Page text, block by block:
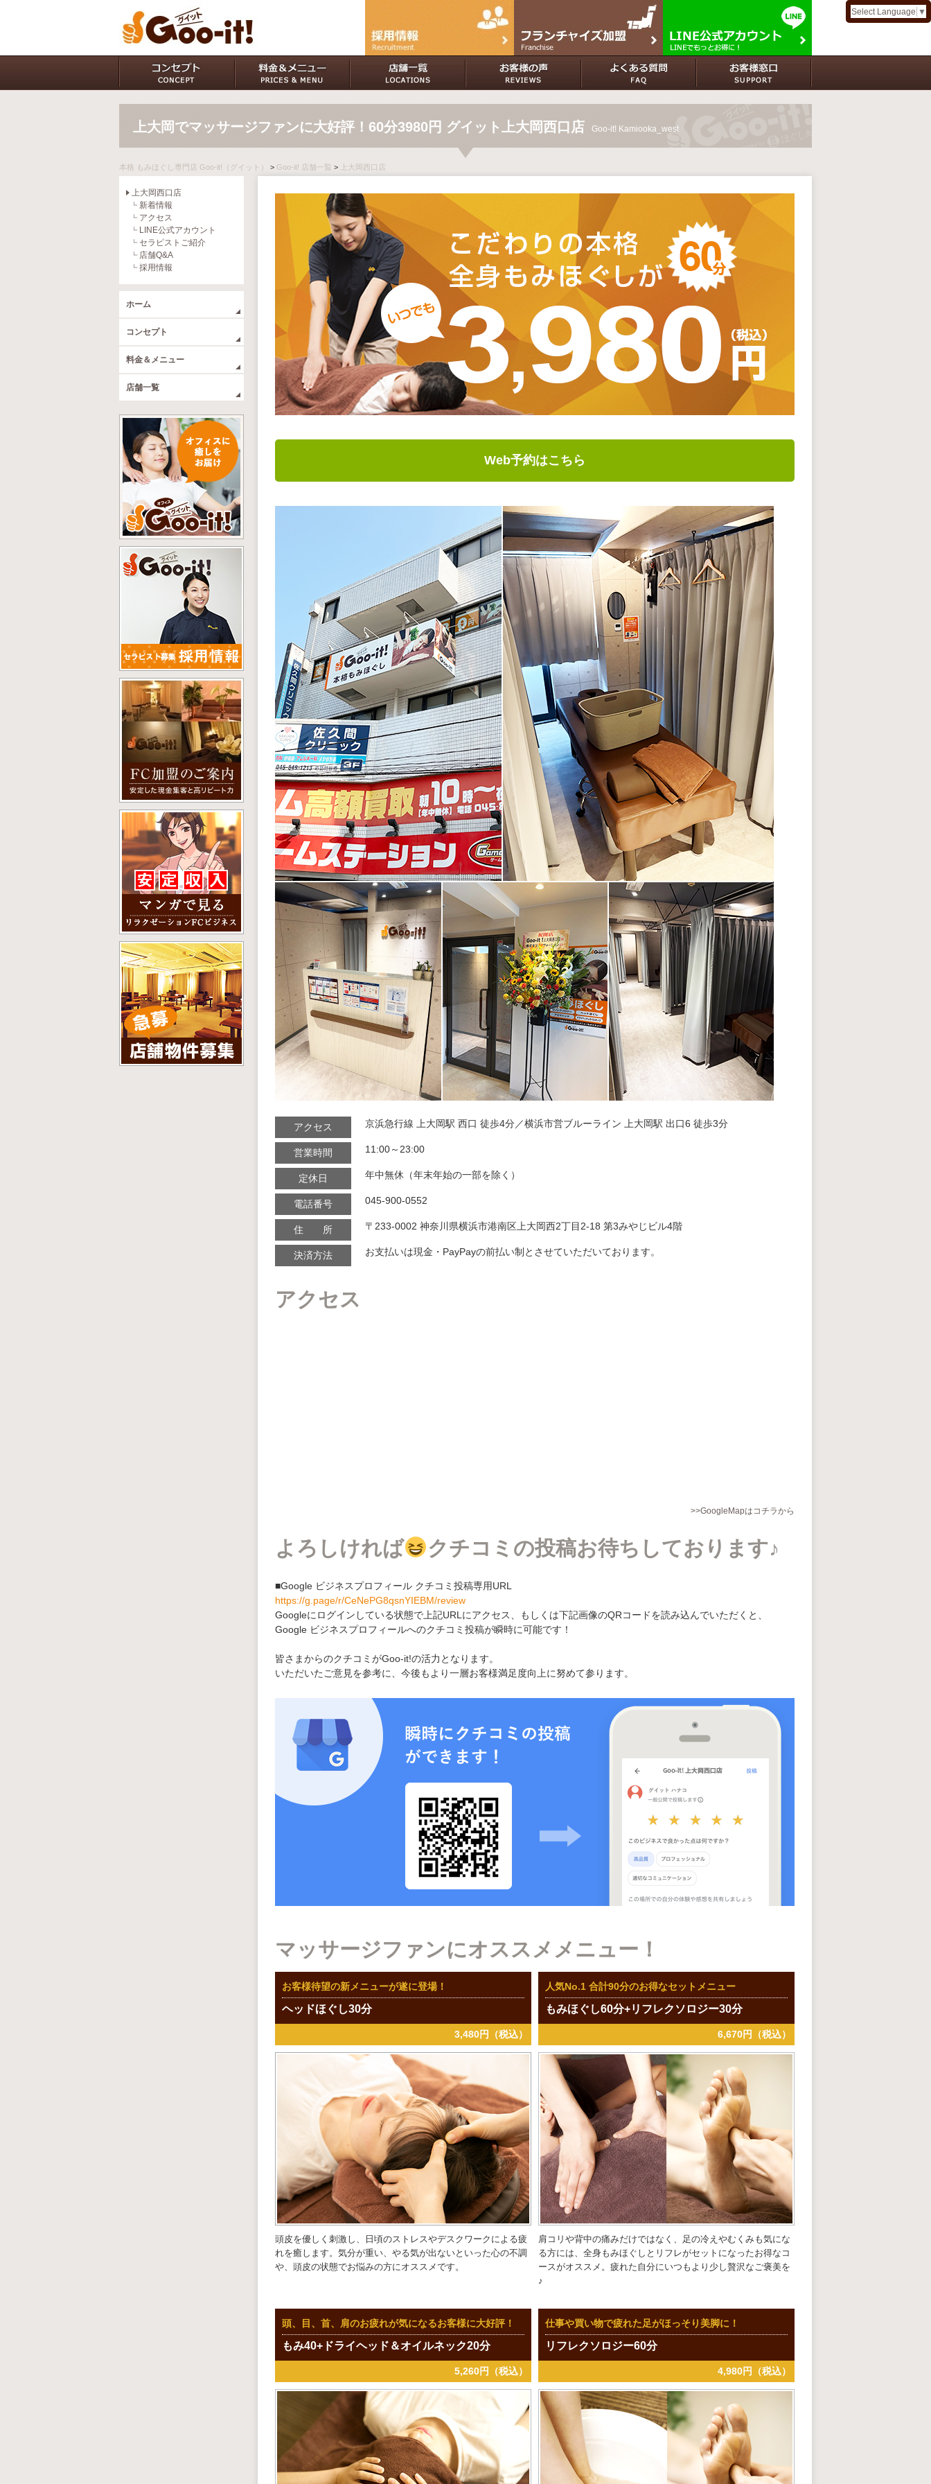
Select Language ▼
上大岡でマッサージファンに大好評！60分3980円 グイット上大岡西口店 Goo-it! Kamiooka_west
本格 もみほぐし専門店 Goo-it!（グイット） > Goo-it! 店舗一覧 > 上大岡西口店
上大岡西口店
新着情報
アクセス
LINE公式アカウント
セラピストご紹介
店舗Q&A
採用情報
ホーム
コンセプト
料金＆メニュー
店舗一覧
Web予約はこちら
アクセス 京浜急行線 上大岡駅 西口 徒歩4分／横浜市営ブルーライン 上大岡駅 出口6 徒歩3分
営業時間 11:00～23:00
定休日 年中無休（年末年始の一部を除く）
電話番号 045-900-0552
住 所 〒233-0002 神奈川県横浜市港南区上大岡西2丁目2-18 第3みやじビル4階
決済方法 お支払いは現金・PayPayの前払い制とさせていただいております。
アクセス
>>GoogleMapはコチラから
よろしければ クチコミの投稿お待ちしております♪
■Google ビジネスプロフィール クチコミ投稿専用URL
https://g.page/r/CeNePG8qsnYIEBM/review
Googleにログインしている状態で上記URLにアクセス、もしくは下記画像のQRコードを読み込んでいただくと、
Google ビジネスプロフィールへのクチコミ投稿が瞬時に可能です！
皆さまからのクチコミがGoo-it!の活力となります。
いただいたご意見を参考に、今後もより一層お客様満足度向上に努めて参ります。
マッサージファンにオススメメニュー！
お客様待望の新メニューが遂に登場！
ヘッドほぐし30分
3,480円（税込）
頭皮を優しく刺激し、日頃のストレスやデスクワークによる疲
れを癒します。気分が重い、やる気が出ないといった心の不調
や、頭皮の状態でお悩みの方にオススメです。
人気No.1 合計90分のお得なセットメニュー
もみほぐし60分+リフレクソロジー30分
6,670円（税込）
肩コリや背中の痛みだけではなく、足の冷えやむくみも気にな
る方には、全身もみほぐしとリフレがセットになったお得なコ
ースがオススメ。疲れた自分にいつもより少し贅沢なご褒美を
♪
頭、目、首、肩のお疲れが気になるお客様に大好評！
もみ40+ドライヘッド＆オイルネック20分
5,260円（税込）
仕事や買い物で疲れた足がほっそり美脚に！
リフレクソロジー60分
4,980円（税込）